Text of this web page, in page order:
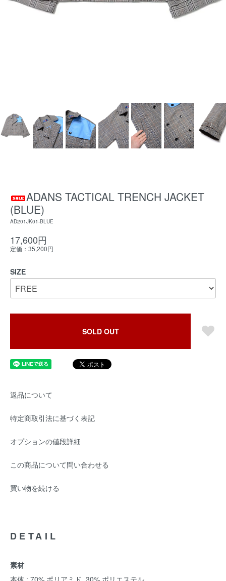
ADANS TACTICAL TRENCH JACKET
(BLUE)
AD201JK01-BLUE
17,600円
定価：35,200円
SIZE
SOLD OUT
返品について
特定商取引法に基づく表記
オプションの値段詳細
この商品について問い合わせる
買い物を続ける
DETAIL
素材
本体 : 70% ポリアミド, 30% ポリエステル